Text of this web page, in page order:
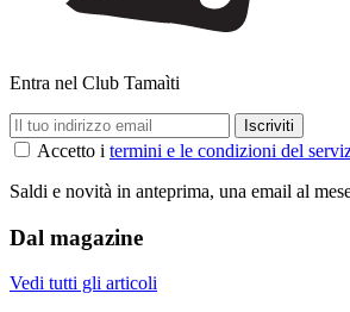
Entra nel Club Tamaìti
Accetto i termini e le condizioni del
Saldi e novità in anteprima, una email al
Dal magazine
Vedi tutti gli articoli